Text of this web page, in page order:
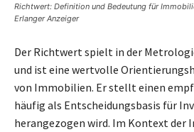
Richtwert: Definition und Bedeutung für
Erlanger Anzeiger
Der Richtwert spielt in der
und ist eine wertvolle
von Immobilien. Er stellt einen
häufig als Entscheidungsbasis für
herangezogen wird. Im Kontext der